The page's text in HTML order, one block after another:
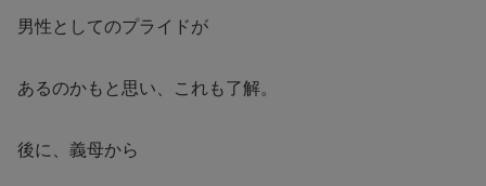
男性としてのプライドが
あるのかもと思い、これも了解。
後に、義母から